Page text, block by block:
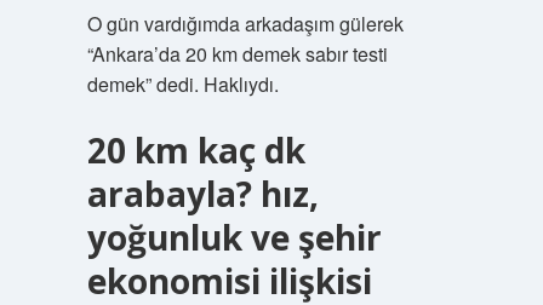
O gün vardığımda arkadaşım gülerek
“Ankara’da 20 km demek sabır testi
demek” dedi. Haklıydı.
20 km kaç dk
arabayla? hız,
yoğunluk ve şehir
ekonomisi ilişkisi